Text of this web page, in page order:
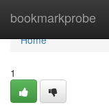
bookmarkprobe
Home
Home
1